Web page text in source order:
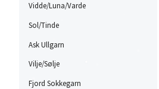
Vidde/Luna/Varde
Sol/Tinde
Ask Ullgarn
Vilje/Sølje
Fjord Sokkegarn